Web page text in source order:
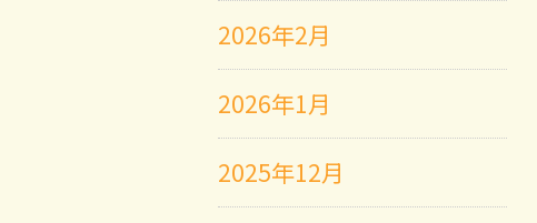
2026年2月
2026年1月
2025年12月